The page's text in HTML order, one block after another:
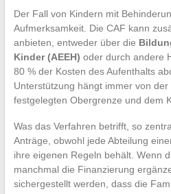
Der Fall von Kindern mit
Aufmerksamkeit. Die CAF kann
anbieten, entweder über die
Kinder (AEEH) oder durch andere
80 % der Kosten des Aufenthalts
Unterstützung hängt immer von
festgelegten Obergrenze und dem
Was das Verfahren betrifft, so
Anträge, obwohl jede Abteilung
ihre eigenen Regeln behält. Wenn
manchmal die Finanzierung
sichergestellt werden, dass die